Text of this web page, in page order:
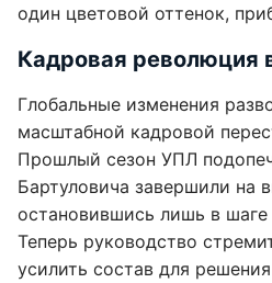
один цветовой оттенок,
Кадровая революция
Глобальные изменения
масштабной кадровой
Прошлый сезон УПЛ
Бартуловича завершили на
остановившись лишь в шаге
Теперь руководство
усилить состав для